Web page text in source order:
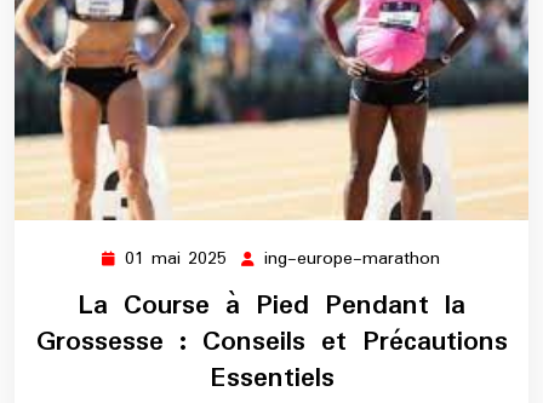
01 mai 2025 01
mai
2025
ing-europe-marathon
europe-
marathon
La Course à Pied Pendant la
Grossesse : Conseils et Précautions
Essentiels